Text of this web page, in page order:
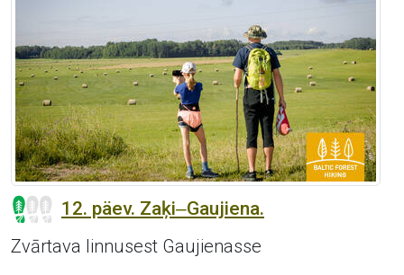
12. päev. Zaķi‒Gaujiena.
Zvārtava linnusest Gaujienasse